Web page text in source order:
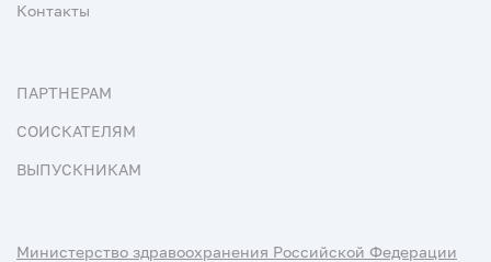
Контакты
ПАРТНЕРАМ
СОИСКАТЕЛЯМ
ВЫПУСКНИКАМ
Министерство здравоохранения Российской Федерации